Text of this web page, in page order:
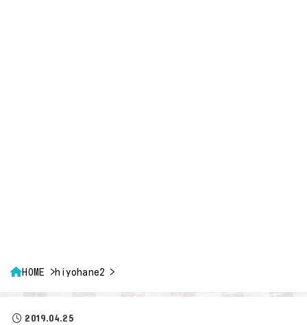
HOME hiyohane2
2019.04.25